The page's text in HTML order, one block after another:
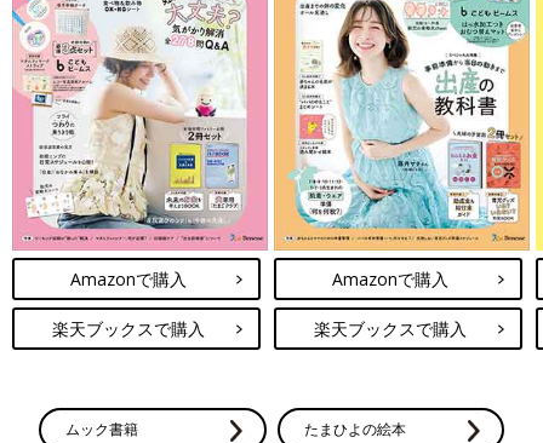
Amazonで購入
楽天ブックスで購入
Amazonで購入
楽天ブックスで購入
ムック書籍 たまひよの絵本